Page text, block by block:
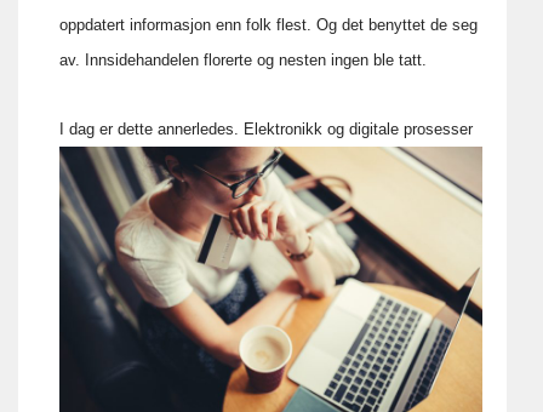
oppdatert informasjon enn folk flest. Og det benyttet de seg
av. Innsidehandelen florerte og nesten ingen ble tatt.
I dag er dette annerledes. Elektronikk og digitale prosesser